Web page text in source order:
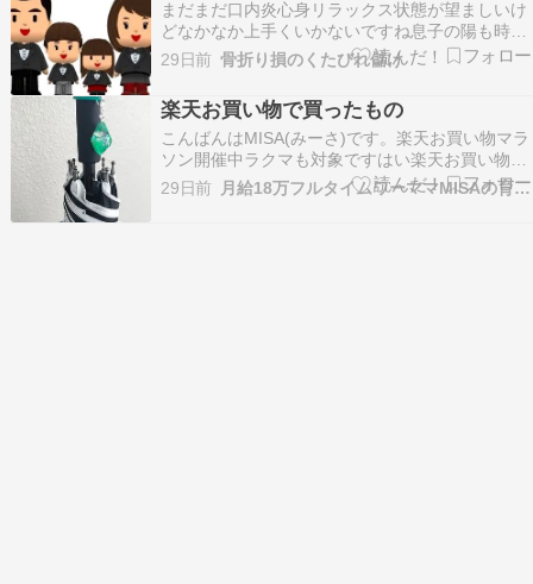
が減っていくので…
まだまだ口内炎心身リラックス状態が望ましいけ
どなかなか上手くいかないですね息子の陽も時間
管理と優先順位の付け方が楽しいことが先になっ
てしまう分やらなきゃいけないことは言い訳して
イライラ彼女との時間も大切だけど、もう少し周
りの支えがあっての自分を意識して欲しい夏の大
会の作品も未完…
29日前 骨折り損のくたびれ儲け
楽天お買い物で買ったもの
こんばんはMISA(みーさ)です。楽天お買い物マラ
ソン開催中ラクマも対象ですはい楽天お買い物マ
ラソン、絶賛開催中ですねということで、買った
もの 息子用。有難い3点セットです小学4年生 く
29日前 月給18万フルタイムワーママMISAの育児・株etc.